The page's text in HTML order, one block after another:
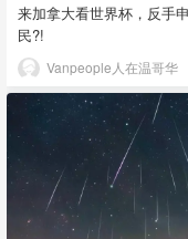
来加拿大看世界杯，反手
民?!
Vanpeople人在温哥华